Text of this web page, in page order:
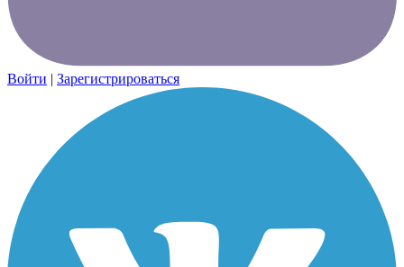
Войти | Зарегистрироваться